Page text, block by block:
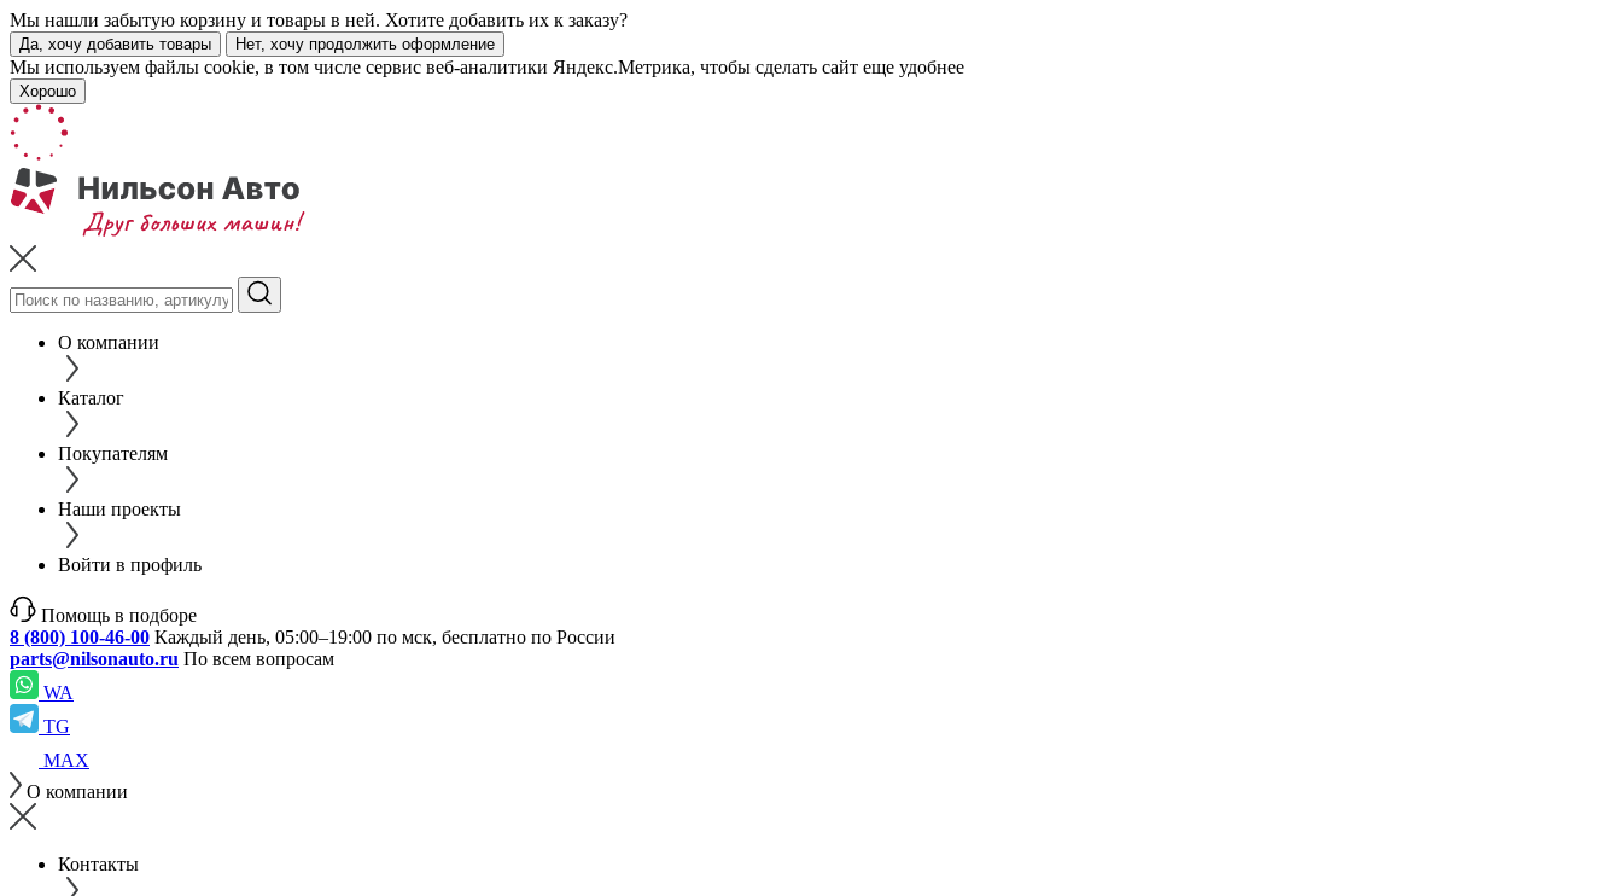
Мы нашли забытую корзину и товары в ней. Хотите добавить их к заказу?
Да, хочу добавить товары Нет, хочу продолжить оформление
Мы используем файлы cookie, в том числе сервис веб-аналитики Яндекс.Метрика, чтобы сделать сайт еще удобнее
Хорошо
О компании
Каталог
Покупателям
Наши проекты
Войти в профиль
Помощь в подборе
8 (800) 100-46-00 Каждый день, 05:00–19:00 по мск, бесплатно по России
parts@nilsonauto.ru По всем вопросам
WA
TG
MAX
О компании
Контакты